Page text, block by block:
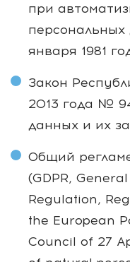
при
персональных
января 1981
Закон
2013 года №
данных и их
Общий
(GDPR,
Regulation,
the European
Council of 27